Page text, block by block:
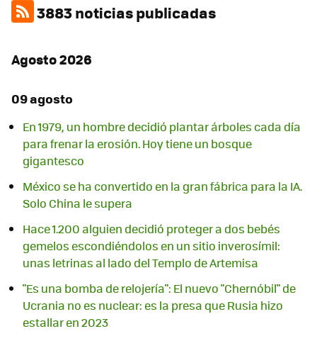
3883 noticias publicadas
Agosto 2026
09 agosto
En 1979, un hombre decidió plantar árboles cada día
para frenar la erosión. Hoy tiene un bosque
gigantesco
México se ha convertido en la gran fábrica para la IA.
Solo China le supera
Hace 1.200 alguien decidió proteger a dos bebés
gemelos escondiéndolos en un sitio inverosímil:
unas letrinas al lado del Templo de Artemisa
"Es una bomba de relojería": El nuevo "Chernóbil" de
Ucrania no es nuclear: es la presa que Rusia hizo
estallar en 2023